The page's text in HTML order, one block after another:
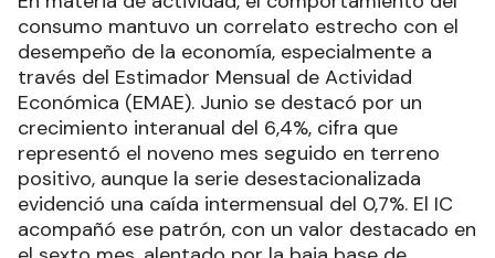
consumo mantuvo un correlato estrecho con el
desempeño de la economía, especialmente a
través del Estimador Mensual de Actividad
Económica (EMAE). Junio se destacó por un
crecimiento interanual del 6,4%, cifra que
representó el noveno mes seguido en terreno
positivo, aunque la serie desestacionalizada
evidenció una caída intermensual del 0,7%. El IC
acompañó ese patrón, con un valor destacado en